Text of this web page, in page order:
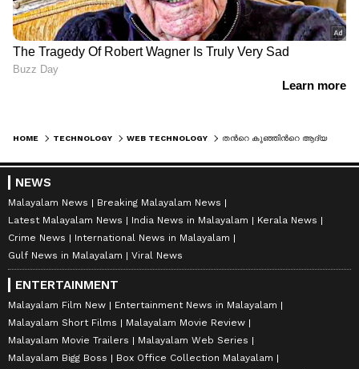
HOME TECHNOLOGY WEB TECHNOLOGY
NEWS
Malayalam News
Breaking Malayalam News
Latest Malayalam News
India News in Malayalam
Kerala News
Crime News
International News in Malayalam
Gulf News in Malayalam
Viral News
ENTERTAINMENT
Malayalam Film New
Entertainment News in Malayalam
Malayalam Short Films
Malayalam Movie Review
Malayalam Movie Trailers
Malayalam Web Series
Malayalam Bigg Boss
Box Office Collection Malayalam